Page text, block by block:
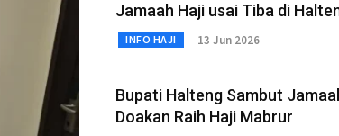
Jamaah Haji usai Tiba di
INFO HAJI 13 Jun 2026
Bupati Halteng Sambut
Doakan Raih Haji Mabrur